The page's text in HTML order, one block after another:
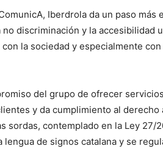
Iberdrola da un paso más
discriminación y la accesibilidad
la sociedad y especialmente
del grupo de ofrecer
y da cumplimiento al derecho
sordas, contemplado en la Ley 27/
de signos catalana y se